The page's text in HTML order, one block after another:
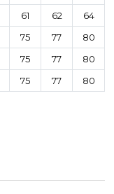
61 62
64
75 77
80
75 77
80
75 77 80